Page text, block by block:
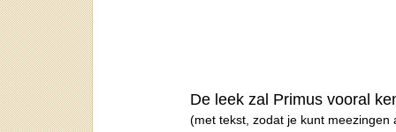
De leek zal Primus vooral
(met tekst, zodat je kunt meezingen